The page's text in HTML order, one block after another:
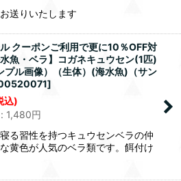
送りいたします
ル クーポンご利用で更に10％OFF対
魚・ベラ】コガネキュウセン(1匹)
ル画像）（生体）(海水魚)（サン
]
込)
: 1,480円
る習性を持つキュウセンベラの仲
黄色が人気のベラ類です。餌付け